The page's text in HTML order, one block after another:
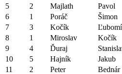
5
2 Majlath Pavol
6
1 Poráč Šimon
7
3 Kočík
8
1 Miroslav Kočík
9
4 Ďuraj
10
5 Hajník Jakub
11
2 Peter Bednár